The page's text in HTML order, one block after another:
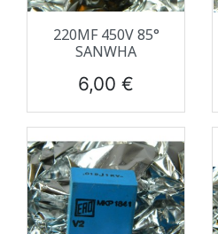
220ΜF 450V 85°
SANWHA
Prix
6,00 €